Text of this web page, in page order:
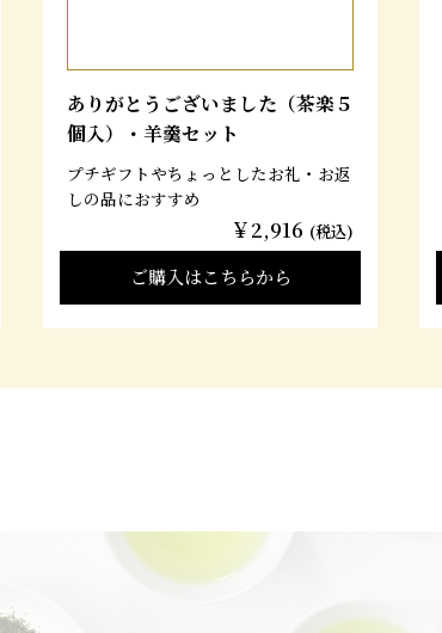
ありがとうございました（茶楽５
個入）・羊羹セット
プチギフトやちょっとしたお礼・お返
しの品におすすめ
￥2,916 (税込)
ご購入はこちらから